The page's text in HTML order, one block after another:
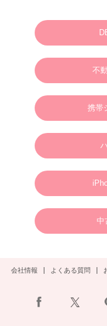
N様 2025年7月 ウェディング
2025.03.07
M様 2025年4月 ウェディング
英語やタガログ語を話せる方
なりますので、衣装などは全
新年のご挨拶
謹んで新年のご挨拶を申し上
旧年中は格別のご支援、ご愛
新しい年が、皆さまにとりま
2025年1月1日
ボラカイウェディングフォト一
2025.01.22
N様 2025年3月 ウェディング
2024.09.02
2024.08.30
不
携帯
中
会社情報 よくある質問